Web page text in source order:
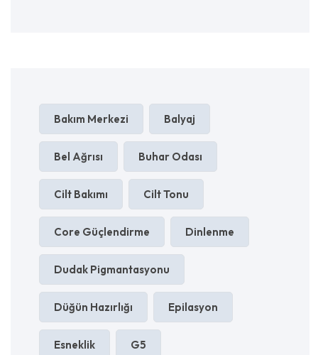
Bakım Merkezi Balyaj
Bel Ağrısı Buhar Odası
Cilt Bakımı Cilt Tonu
Core Güçlendirme Dinlenme
Dudak Pigmantasyonu
Düğün Hazırlığı Epilasyon
Esneklik G5